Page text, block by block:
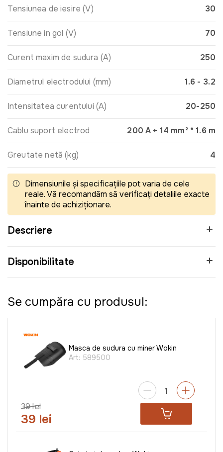
Tensiunea de iesire (V) 30
Tensiune in gol (V) 70
Curent maxim de sudura (A) 250
Diametrul electrodului (mm) 1.6 - 3.2
Intensitatea curentului (A) 20-250
Cablu suport electrod 200 A + 14 mm² * 1.6 m
Greutate netă (kg) 4
Dimensiunile și specificațiile pot varia de cele
reale. Vă recomandăm să verificați detaliile exacte
înainte de achiziționare.
Descriere
Disponibilitate
Se cumpăra cu produsul:
Masca de sudura cu miner Wokin
Art: 589500
39 lei
39 lei